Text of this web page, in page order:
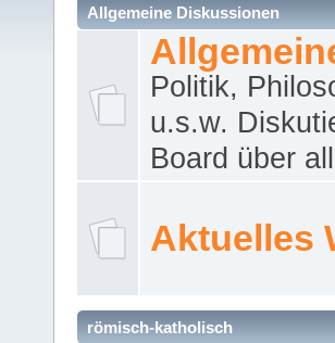
Allgemeine Diskussionen
Politik,
u.s.w.
Board über
Aktuelles
römisch-katholisch